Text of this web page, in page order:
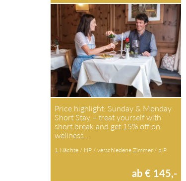
Price highlight: Sunday & Monday
Short Stay – treat yourself with
short break and get 15% off on
wellness…
1 Nächte / HP / verschiedene Zimmer / p.P.
ab € 145,-